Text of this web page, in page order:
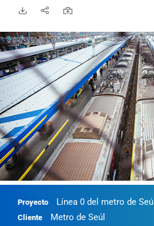
Proyecto Línea 0 del metro de Seúl
Cliente Metro de Seúl